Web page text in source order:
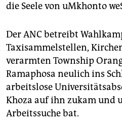
die Seele von uMkhonto
Der ANC betreibt
Taxisammelstellen,
verarmten Township
Ramaphosa neulich ins
arbeitslose
Khoza auf ihn zukam und
Arbeitssuche bat.